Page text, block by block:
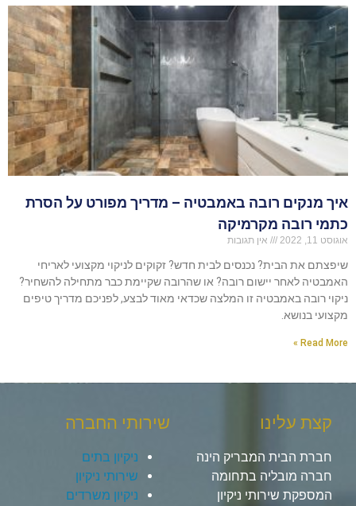
איך מנקים רובה באמבטיה – מדריך מפורט על הסרת
כתמי רובה מקרמיקה
אוגוסט 11, 2022 אין תגובות
שיפצתם את הבית? נכנסים לבית חדש? זקוקים לניקוי מקצועי לאריחי
האמבטיה לאחר יישום רובה? או שהרובה שקיימת כבר מתחילה להשחיר?
ניקוי רובה באמבטיה זו המלצה שכדאי מאוד לבצע, לפניכם מדריך טיפים
מקצועי בנושא.
Read More »
קצת עלינו
חברת הבית המבריק הינה
חברה מובליה בתחומה
המספקת שירותי ניקיון
שירותי החברה
ניקיון בתים
שירותי ניקיון
ניקיון משרדים